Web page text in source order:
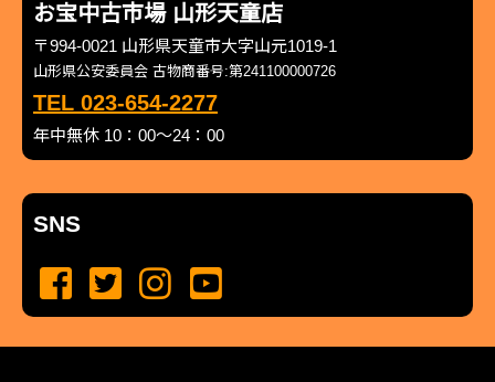
お宝中古市場 山形天童店
〒994-0021 山形県天童市大字山元1019-1
山形県公安委員会 古物商番号:第241100000726
TEL 023-654-2277
年中無休 10：00～24：00
SNS